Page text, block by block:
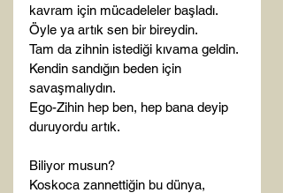
kavram için mücadeleler başladı.
Öyle ya artık sen bir bireydin.
Tam da zihnin istediği kıvama geldin.
Kendin sandığın beden için
savaşmalıydın.
Ego-Zihin hep ben, hep bana deyip
duruyordu artık.
Biliyor musun?
Koskoca zannettiğin bu dünya,